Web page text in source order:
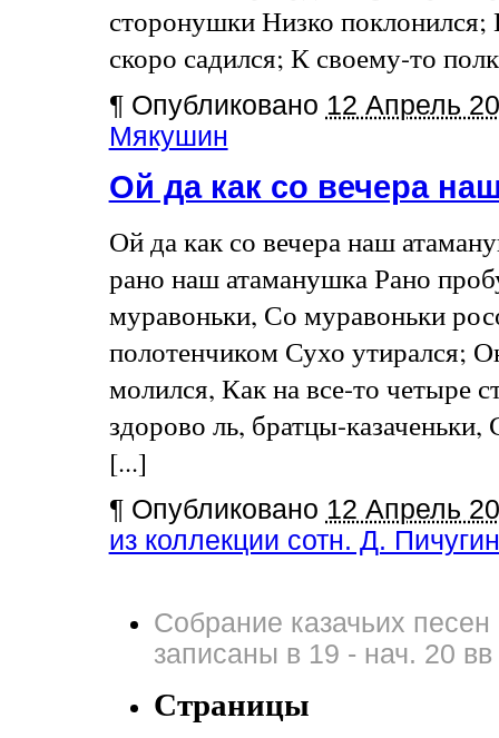
сторонушки Низко
скоро садился; К своему-то
¶ Опубликовано 12 Апрель
Мякушин
Ой да как со вечера
Ой да как со вечера наш
рано наш атаманушка Рано
муравоньки, Со муравоньки
полотенчиком Сухо утирался;
молился, Как на все-то четыре
здорово ль, братцы-
[...]
¶ Опубликовано 12 Апрель
из коллекции сотн. Д.
Собрание казачьих
записаны в 19 - нач. 20 вв
Страницы